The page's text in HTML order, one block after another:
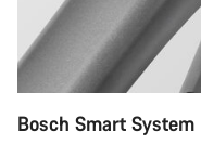
Bosch Smart System